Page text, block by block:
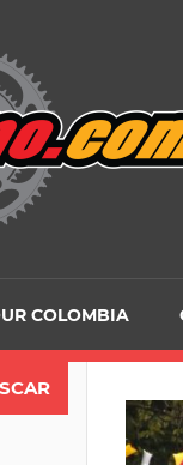
COLOMBIA